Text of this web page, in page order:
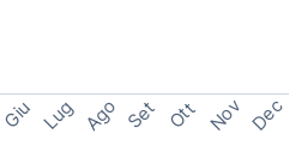
Giu Lug Ago Set Ott Nov Dec